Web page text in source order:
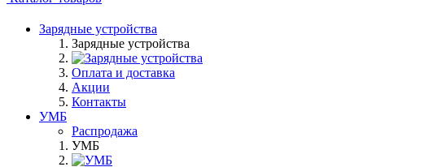
Зарядные устройства
Зарядные устройства
Оплата и доставка
Акции
Контакты
УМБ
Распродажа
УМБ